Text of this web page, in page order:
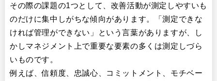
その際の課題の1つとして、改善活動が測定しやすいも
のだけに集中しがちな傾向があります。「測定できな
ければ管理ができない」という言葉がありますが、し
かしマネジメント上で重要な要素の多くは測定しづら
いものです。
例えば、信頼度、忠誠心、コミットメント、モチベー